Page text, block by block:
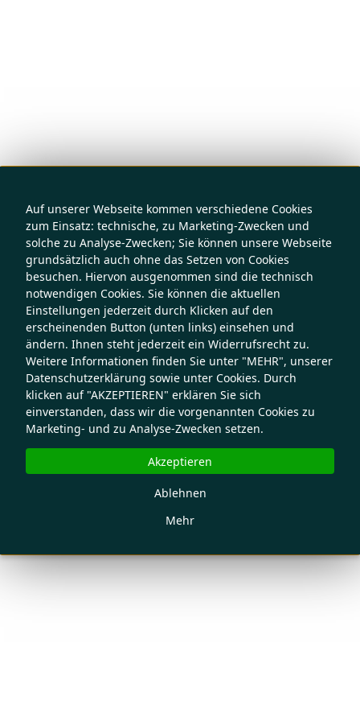
Auf unserer Webseite kommen verschiedene Cookies
zum Einsatz: technische, zu Marketing-Zwecken und
solche zu Analyse-Zwecken; Sie können unsere Webseite
grundsätzlich auch ohne das Setzen von Cookies
besuchen. Hiervon ausgenommen sind die technisch
notwendigen Cookies. Sie können die aktuellen
Einstellungen jederzeit durch Klicken auf den
erscheinenden Button (unten links) einsehen und
ändern. Ihnen steht jederzeit ein Widerrufsrecht zu.
Weitere Informationen finden Sie unter "MEHR", unserer
Datenschutzerklärung sowie unter Cookies. Durch
klicken auf "AKZEPTIEREN" erklären Sie sich
einverstanden, dass wir die vorgenannten Cookies zu
Marketing- und zu Analyse-Zwecken setzen.
Mehr
Ablehnen
Akzeptieren